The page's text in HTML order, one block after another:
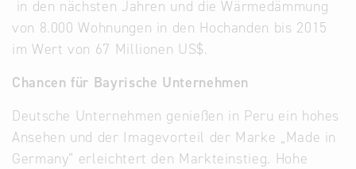
in den nächsten Jahren und die Wärmedämmung
von 8.000 Wohnungen in den Hochanden bis 2015
im Wert von 67 Millionen US$.
Chancen für Bayrische Unternehmen
Deutsche Unternehmen genießen in Peru ein hohes
Ansehen und der Imagevorteil der Marke „Made in
Germany“ erleichtert den Markteinstieg. Hohe